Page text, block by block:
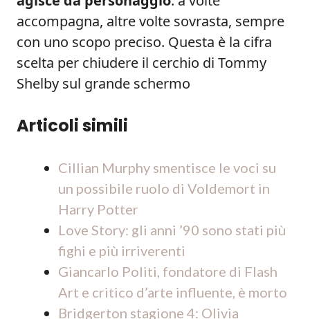
accompagna, altre volte sovrasta, sempre
con uno scopo preciso. Questa è la cifra
scelta per chiudere il cerchio di Tommy
Shelby sul grande schermo
Articoli simili
Cillian Murphy smentisce le voci su
un possibile ruolo di Voldemort in
Harry Potter
Love Story: gli anni ’90 sono stati più
fighi e più irriverenti
Giancarlo Politi, fondatore di Flash
Art e critico d’arte influente, è morto
Bridgerton stagione 4: Olivia